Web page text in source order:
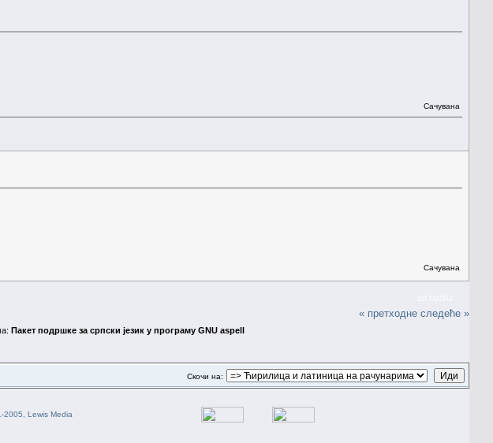
Сачувана
Сачувана
Пакет подршке за српски језик у програму GNU aspell
« претходне следеће »
Скочи на:
2005, Lewis Media